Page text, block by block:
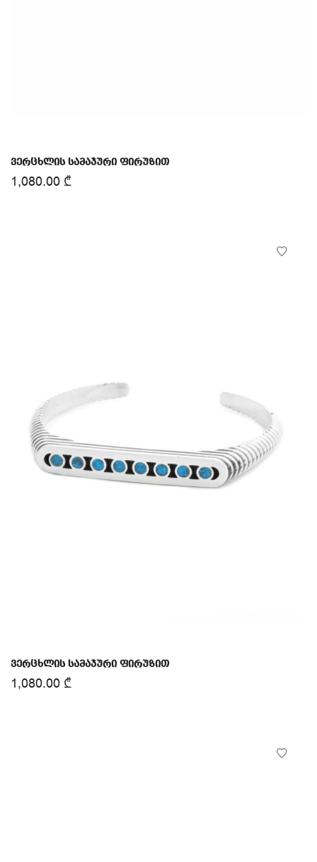
ვერცხლის სამაჯური ფირუზით
1,080.00 ₾
ვერცხლის სამაჯური ფირუზით
1,080.00 ₾